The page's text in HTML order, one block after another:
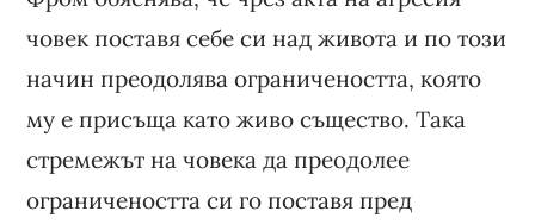
човек поставя себе си над живота и по този
начин преодолява ограничеността, която
му е присъща като живо същество. Така
стремежът на човека да преодолее
ограничеността си го поставя пред